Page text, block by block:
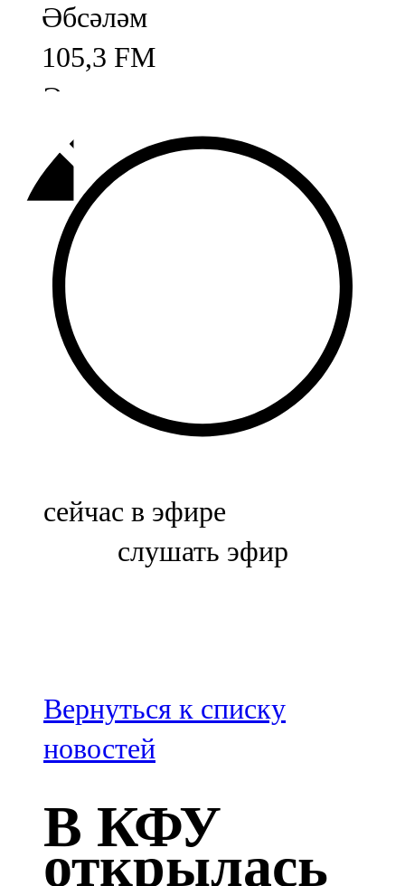
Әбсәләм
105,3 FM
Әлмәт
92,9 FM
Базарлы матак
107,1 FM
Балык бистәсе
104,9 FM
Баулы
107,5 FM
Биләр
Болгар
100,3 FM
Зәй
106,6 FM
Кадыбаш
105,2 FM
сейчас в эфире
слушать эфир
Вернуться к списку
новостей
В КФУ
открылась